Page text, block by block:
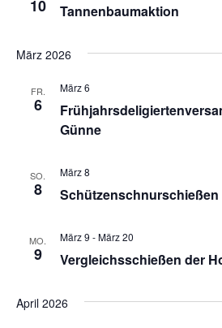
10 Tannenbaumaktion
März 2026
FR.
6
Günne
März 6
SO.
8 Schützenschnurschießen
März 8
MO.
9 Vergleichsschießen der
März 9 -März 20
April 2026